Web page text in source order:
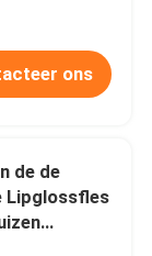
ons
de de
Lipglossfles
GLB